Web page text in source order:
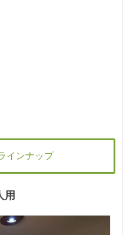
インナップ
用